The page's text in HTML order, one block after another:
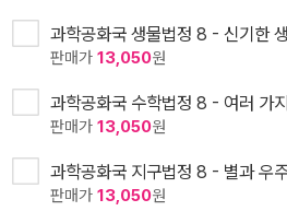
과학공화국 생물법정 8 - 신기한
판매가 13,050원
과학공화국 수학법정 8 - 여러 가
판매가 13,050원
과학공화국 지구법정 8 - 별과 우
판매가 13,050원